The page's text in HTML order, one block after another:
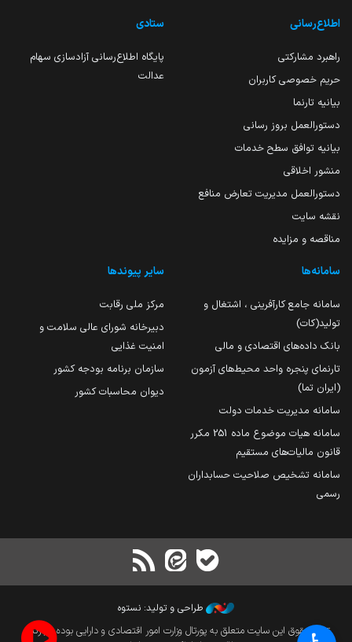
اطلاع‌رسانی
راهبرد مشارکتی
حریم خصوصی کاربران
بیانیه تارنما
دستورالعمل بروز رسانی
بیانیه توافق سطح خدمات
منشور اخلاقی
دستورالعمل مدیریت تعارض منافع
نقشه سایت
مناقصه و مزایده
ستادی
پایگاه اطلاع‌رسانی آزادسازی سهام
عدالت
سامانه‌ها
سامانه جامع کارآفرینی ، اشتغال و
تولید(کات)
بانک داده‌های اقتصادی و مالی
تارنمای پنجره واحد محیط‌های آزمون
(ایران تما)
سامانه مدیریت خدمات دولت
سامانه هیات موضوع ماده 251 مکرر
قانون مالیات‌های مستقیم
سامانه تشخیص صلاحیت حسابداران
رسمی
سایر پیوندها
مرکز ملی رقابت
دبیرخانه شورای عالی سلامت و
امنیت غذایی
سازمان برنامه بودجه کشور
دیوان محاسبات کشور
طراحی و تولید: نستوه
تمام حقوق این سایت متعلق به پورتال وزارت امور اقتصادی و دارایی بوده و بازنشر